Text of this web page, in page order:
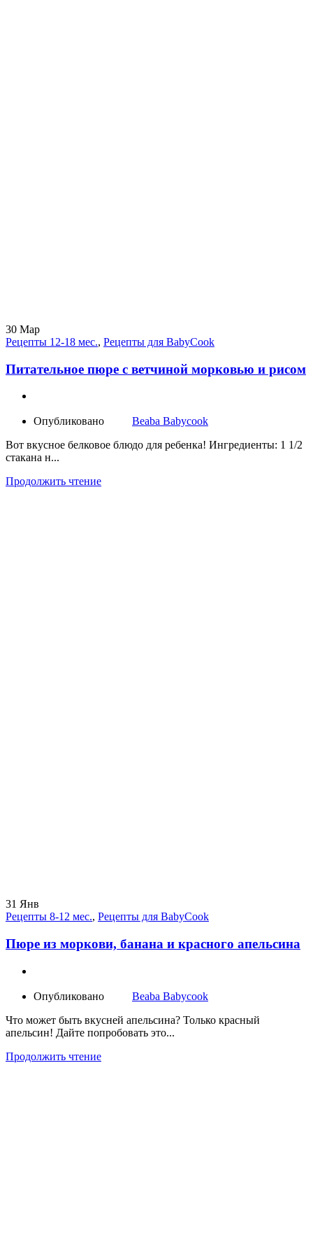
30 Мар
Рецепты 12-18 мес., Рецепты для BabyCook
Питательное пюре с ветчиной морковью и рисом
Опубликовано
Beaba Babycook
Вот вкусное белковое блюдо для ребенка! Ингредиенты: 1 1/2
стакана н...
Продолжить чтение
31 Янв
Рецепты 8-12 мес., Рецепты для BabyCook
Пюре из моркови, банана и красного апельсина
Опубликовано
Beaba Babycook
Что может быть вкусней апельсина? Только красный
апельсин! Дайте попробовать это...
Продолжить чтение